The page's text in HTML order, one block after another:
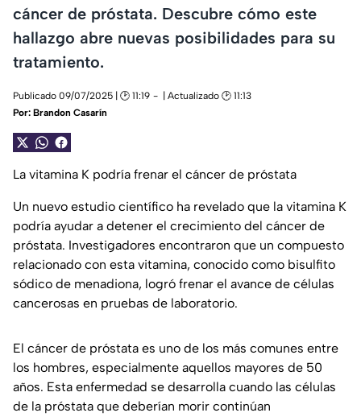
cáncer de próstata. Descubre cómo este
hallazgo abre nuevas posibilidades para su
tratamiento.
Publicado 09/07/2025 | 🕑 11:19
| Actualizado 🕑 11:13
Por: Brandon Casarín
La vitamina K podría frenar el cáncer de próstata
Un nuevo estudio científico ha revelado que la vitamina K
podría ayudar a detener el crecimiento del cáncer de
próstata. Investigadores encontraron que un compuesto
relacionado con esta vitamina, conocido como bisulfito
sódico de menadiona, logró frenar el avance de células
cancerosas en pruebas de laboratorio.
El cáncer de próstata es uno de los más comunes entre
los hombres, especialmente aquellos mayores de 50
años. Esta enfermedad se desarrolla cuando las células
de la próstata que deberían morir continúan